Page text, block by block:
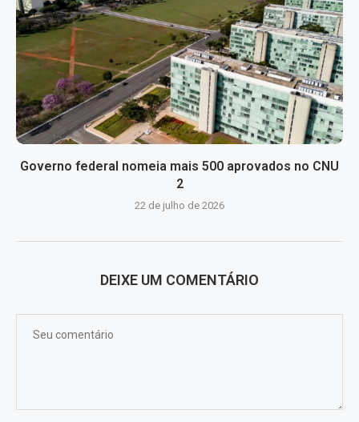
Governo federal nomeia mais 500 aprovados no CNU
2
22 de julho de 2026
DEIXE UM COMENTÁRIO